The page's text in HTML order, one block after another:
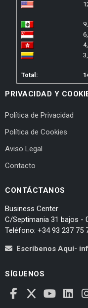
Total:
PRIVACIDAD Y
Política de Privacidad
Política de Cookies
Aviso Legal
Contacto
CONTÁCTANOS
Business Center
C/Septimania 31 bajos -
Teléfono: +34 93 237 75
Escríbenos Aquí-
SÍGUENOS